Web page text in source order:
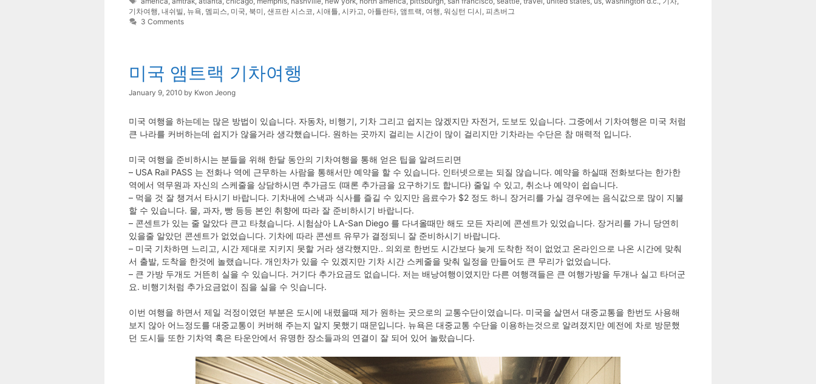
기차여행, 내쉬빌 , 뉴욕, 멤피스, 미국, 북미 , 샌프란 시스코, 시애틀, 시카고, 아틀란타, 앰트랙, 여행, 워싱턴 디시 , 피츠버그
3 Comments
미국 앰트랙 기차여행
January 9, 2010 by Kwon Jeong
미국 여행을 하는데는 많은 방법이 있습니다. 자동차, 비행기, 기차 그리고 쉽지는 않겠지만 자전거, 도보도 있습니다. 그중에서 기차여행은 미국 처럼
큰 나라를 커버하는데 쉽지가 않을거라 생각했습니다. 원하는 곳까지 걸리는 시간이 많이 걸리지만 기차라는 수단은 참 매력적 입니다.
미국 여행을 준비하시는 분들을 위해 한달 동안의 기차여행을 통해 얻은 팁을 알려드리면
– USA Rail PASS 는 전화나 역에 근무하는 사람을 통해서만 예약을 할 수 있습니다. 인터넷으로는 되질 않습니다. 예약을 하실때 전화보다는 한가한
역에서 역무원과 자신의 스케줄을 상담하시면 추가금도 (때론 추가금을 요구하기도 합니다) 줄일 수 있고, 취소나 예약이 쉽습니다.
– 먹을 것 잘 챙겨서 타시기 바랍니다. 기차내에 스낵과 식사를 즐길 수 있지만 음료수가 $2 정도 하니 장거리를 가실 경우에는 음식값으로 많이 지불
할 수 있습니다. 물, 과자, 빵 등등 본인 취향에 따라 잘 준비하시기 바랍니다.
– 콘센트가 있는 줄 알았다 큰고 타쳤습니다. 시험삼아 LA-San Diego 를 다녀올때만 해도 모든 자리에 콘센트가 있었습니다. 장거리를 가니 당연히
있을줄 알았던 콘센트가 없었습니다. 기차에 따라 콘센트 유무가 결정되니 잘 준비하시기 바랍니다.
– 미국 기차하면 느리고, 시간 제대로 지키지 못할 거라 생각했지만.. 의외로 한번도 시간보다 늦게 도착한 적이 없었고 온라인으로 나온 시간에 맞춰
서 출발, 도착을 한것에 놀랬습니다. 개인차가 있을 수 있겠지만 기차 시간 스케줄을 맞춰 일정을 만들어도 큰 무리가 없었습니다.
– 큰 가방 두개도 거뜬히 실을 수 있습니다. 거기다 추가요금도 없습니다. 저는 배낭여행이였지만 다른 여행객들은 큰 여행가방을 두개나 실고 타더군
요. 비행기처럼 추가요금없이 짐을 실을 수 잇습니다.
이번 여행을 하면서 제일 걱정이였던 부분은 도시에 내렸을때 제가 원하는 곳으로의 교통수단이였습니다. 미국을 살면서 대중교통을 한번도 사용해
보지 않아 어느정도를 대중교통이 커버해 주는지 알지 못했기 때문입니다. 뉴욕은 대중교통 수단을 이용하는것으로 알려졌지만 예전에 차로 방문했
던 도시들 또한 기차역 혹은 타운안에서 유명한 장소들과의 연결이 잘 되어 있어 놀랐습니다.